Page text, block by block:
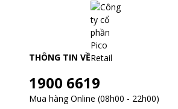
THÔNG TIN VỀ
1900 6619
Mua hàng Online (08h00 - 22h00)